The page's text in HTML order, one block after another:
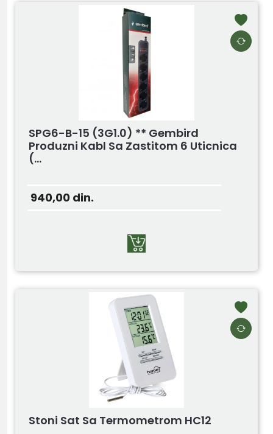
SPG6-B-15 (3G1.0) ** Gembird
Produzni Kabl Sa Zastitom 6 Uticnica
(...
940,00 din.
Stoni Sat Sa Termometrom HC12